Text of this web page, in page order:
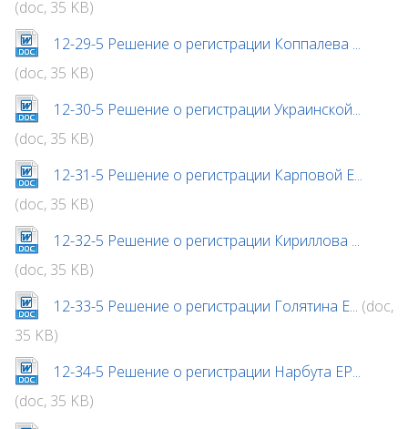
(doc, 35 KB)
12-29-5 Решение о регистрации Коппалева ...
(doc, 35 KB)
12-30-5 Решение о регистрации Украинской...
(doc, 35 KB)
12-31-5 Решение о регистрации Карповой Е...
(doc, 35 KB)
12-32-5 Решение о регистрации Кириллова ...
(doc, 35 KB)
12-33-5 Решение о регистрации Голятина Е... (doc,
35 KB)
12-34-5 Решение о регистрации Нарбута ЕР...
(doc, 35 KB)